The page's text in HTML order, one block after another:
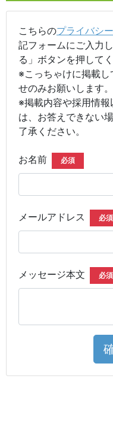
こちらのプライバシ
記フォームにご入力
る」ボタンを押してく
※こっちゃけに掲載
せのみお願いします。
※掲載内容や採用情
は、お答えできない
了承ください。
お名前 必須
メールアドレス 必須
メッセージ本文 必須